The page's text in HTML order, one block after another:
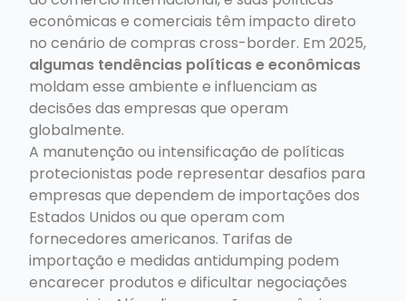
econômicas e comerciais têm impacto direto
no cenário de compras cross-border. Em 2025,
algumas tendências políticas e econômicas
moldam esse ambiente e influenciam as
decisões das empresas que operam
globalmente.
A manutenção ou intensificação de políticas
protecionistas pode representar desafios para
empresas que dependem de importações dos
Estados Unidos ou que operam com
fornecedores americanos. Tarifas de
importação e medidas antidumping podem
encarecer produtos e dificultar negociações